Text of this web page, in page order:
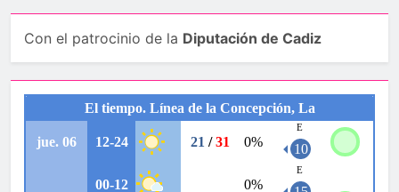
Con el patrocinio de la Diputación de Cadiz